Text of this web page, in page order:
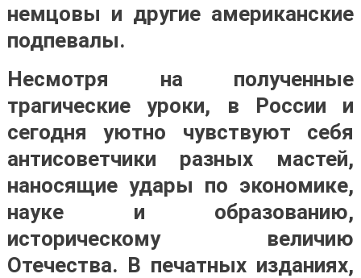
немцовы и другие американские
подпевалы.
Несмотря на полученные
трагические уроки, в России и
сегодня уютно чувствуют себя
антисоветчики разных мастей,
наносящие удары по экономике,
науке и образованию,
историческому величию
Отечества. В печатных изданиях,